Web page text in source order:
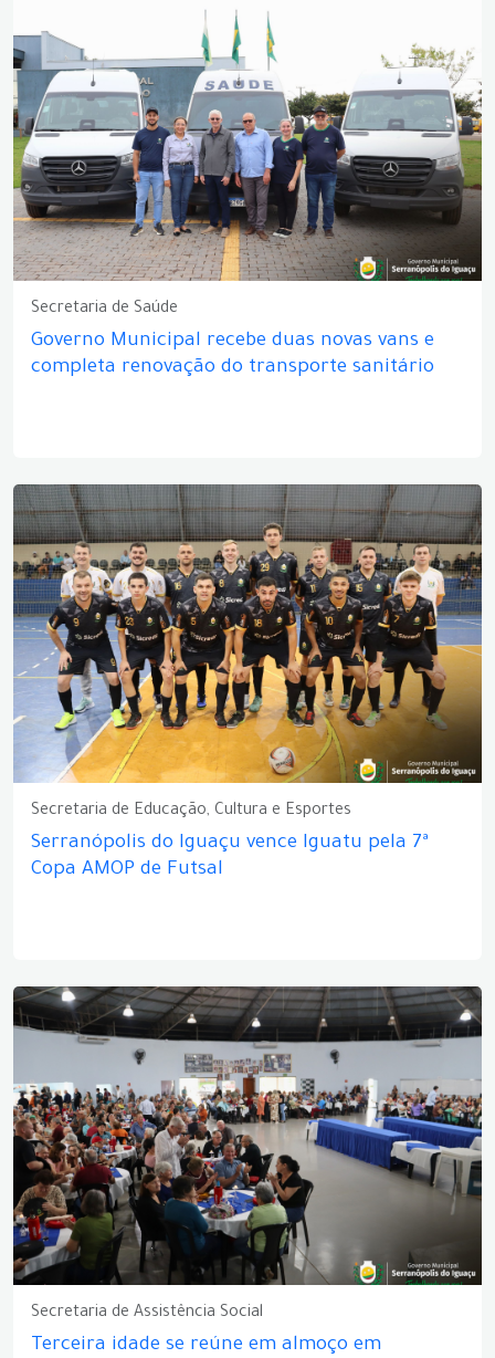
Secretaria de Saúde
Governo Municipal recebe duas novas vans e
completa renovação do transporte sanitário
Secretaria de Educação, Cultura e Esportes
Serranópolis do Iguaçu vence Iguatu pela 7ª
Copa AMOP de Futsal
Secretaria de Assistência Social
Terceira idade se reúne em almoço em